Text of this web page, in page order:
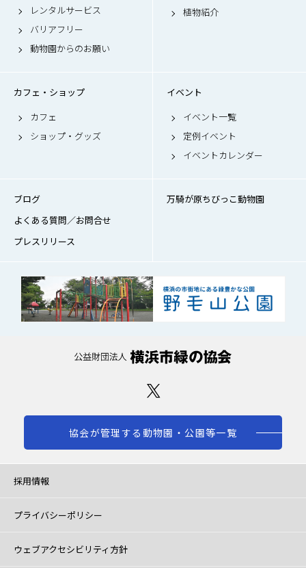
レンタルサービス
バリアフリー
動物園からのお願い
植物紹介
カフェ・ショップ
カフェ
ショップ・グッズ
イベント
イベント一覧
定例イベント
イベントカレンダー
ブログ
よくある質問／お問合せ
プレスリリース
万騎が原ちびっこ動物園
協会が管理する動物園・公園等一覧
採用情報
プライバシーポリシー
ウェブアクセシビリティ方針